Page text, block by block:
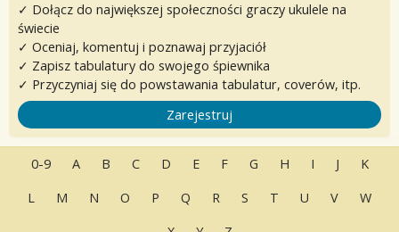
✓ Dołącz do największej społeczności graczy ukulele na
świecie
✓ Oceniaj, komentuj i poznawaj przyjaciół
✓ Zapisz tabulatury do swojego śpiewnika
✓ Przyczyniaj się do powstawania tabulatur, coverów, itp.
Zarejestruj
0-9 A B C D E F G H I J
K
L
M N O P Q R S T U V
W